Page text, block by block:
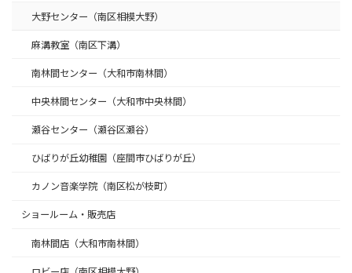
大野センター（南区相模大野）
麻溝教室（南区下溝）
南林間センター（大和市南林間）
中央林間センター（大和市中央林間）
瀬谷センター（瀬谷区瀬谷）
ひばりが丘幼稚園（座間市ひばりが丘）
カノン音楽学院（南区松が枝町）
ショールーム・販売店
南林間店（大和市南林間）